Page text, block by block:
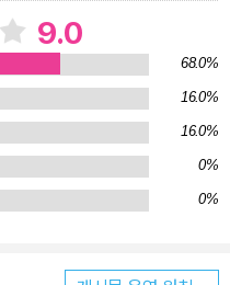
는 듯하다는 사실을 밝혀냄
모 세대에서 자식 세대로 전
것은 1953년에 이루어진 DN
제임스 왓슨 등은 DNA의 이중
있는 의미도 간파했다. DNA
만 아니라, 이것은 새로운 생
도록 정확하게 복제된다. 복
9.0
68.0%
16.0%
16.0%
0%
0%